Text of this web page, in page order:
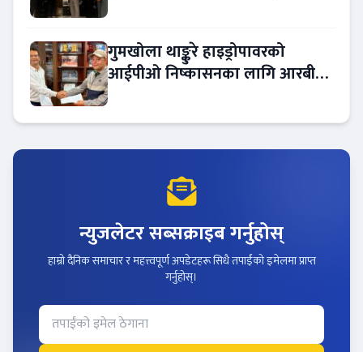
गुमखोला थाङ्कुरे हाइड्रोपावरको
आईपीओ निष्कासनका लागि आरबीबी
न्युजलेटर सब्सक्राइब गर्नुहोस्
हाम्रो दैनिक समाचार र महत्त्वपूर्ण अपडेटहरू सिधै तपाईंको इमेलमा प्राप्त
गर्नुहोस्।